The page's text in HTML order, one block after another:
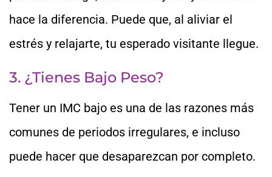
hace la diferencia. Puede que, al aliviar el
estrés y relajarte, tu esperado visitante llegue.
3. ¿Tienes Bajo Peso?
Tener un IMC bajo es una de las razones más
comunes de periodos irregulares, e incluso
puede hacer que desaparezcan por completo.